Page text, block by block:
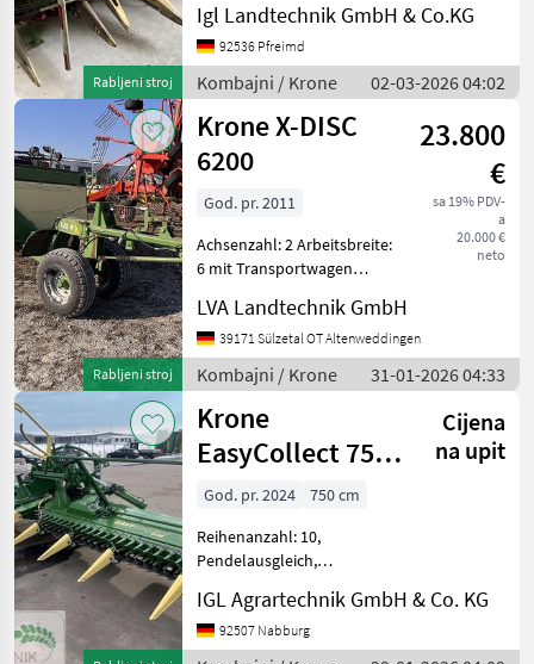
Rabljeni stroj
automatische
Schneidwerksführung
(Autocontour...) ________
12-reihig 12-Reiher Passend
zum
Igl Landtechnik GmbH & Co.KG
92536 Pfreimd
Kombajni / Krone 02-03-2026 04:02
Rabljeni stroj
Krone X-DISC
6200
23.800
€
sa 19% PDV-
a
20.000 €
neto
God. pr. 2011
Achsenzahl: 2 Arbeitsbreite:
6 mit Transportwagen
- Feldhäcksler, evtl. auch an
andere Kombajni Adapteri
za kombajne
LVA Landtechnik GmbH
39171 Sülzetal OT Altenweddingen
Kombajni / Krone 31-01-2026 04:33
Krone
EasyCollect 750-
2 mit Rad
Cijena
na upit
God. pr. 2024
750 cm
Reihenanzahl: 10,
Pendelausgleich,
________
Reihenunabhängige KRONE
Maisvorsätze mit
IGL Agrartechnik GmbH & Co. KG
92507 Nabburg